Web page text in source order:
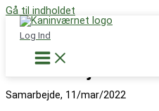
Gå til indholdet
Log Ind
Støt nu
Samarbejde med
Samarbejde, 11/mar/2022